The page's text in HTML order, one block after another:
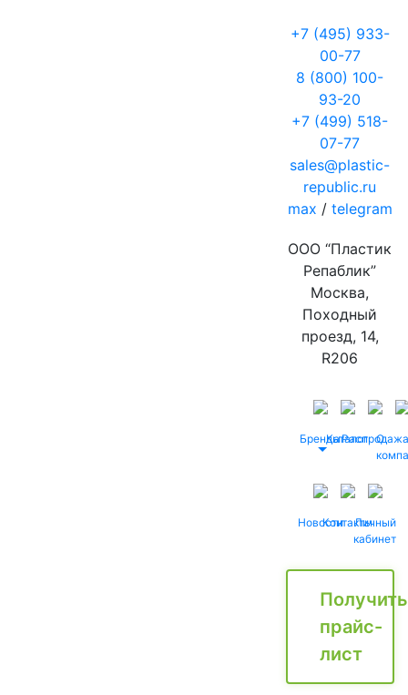
+7 (495) 933-
00-77
8 (800) 100-
93-20
+7 (499) 518-
07-77
sales@plastic-
republic.ru
max / telegram
ООО “Пластик
Репаблик”
Москва,
Походный
проезд, 14,
R206
БрендыКаталог
Распродажа
О
НовостиКонтактыЛичный
кабинет
Получить
прайс-
лист